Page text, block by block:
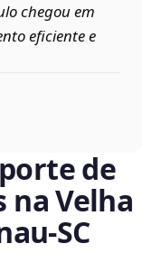
chegou em
eficiente e
de
na Velha